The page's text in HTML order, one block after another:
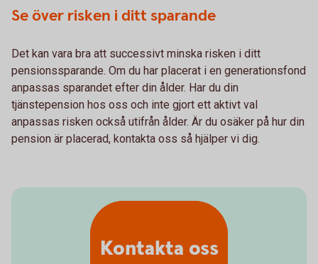
Se över risken i ditt sparande
Det kan vara bra att successivt minska risken i ditt
pensionssparande. Om du har placerat i en generationsfond
anpassas sparandet efter din ålder. Har du din
tjänstepension hos oss och inte gjort ett aktivt val
anpassas risken också utifrån ålder. Är du osäker på hur din
pension är placerad, kontakta oss så hjälper vi dig.
Kontakta oss